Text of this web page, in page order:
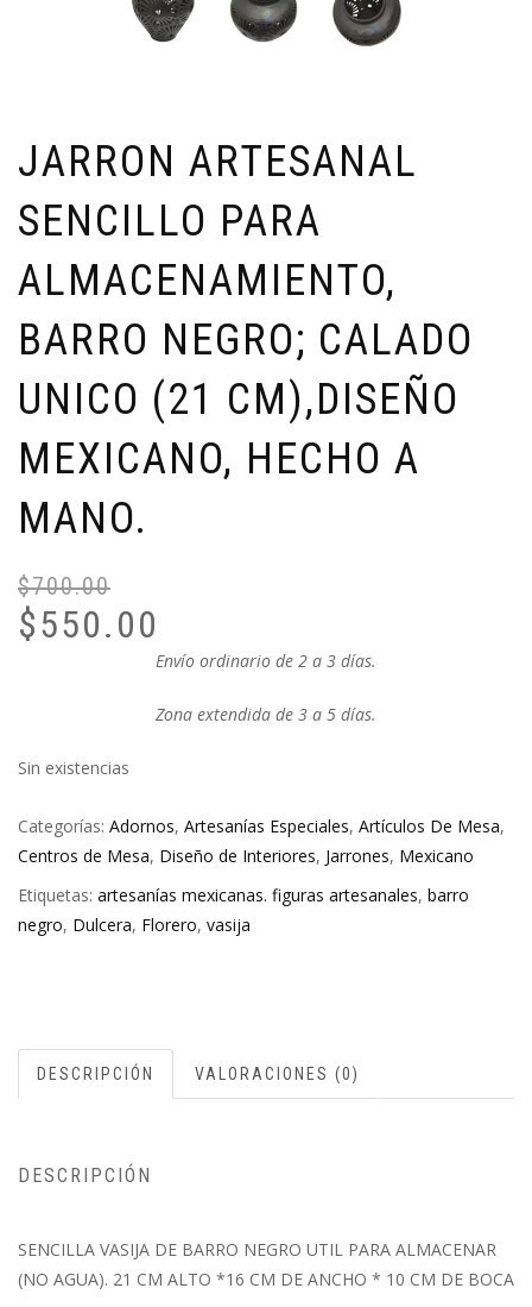
JARRON ARTESANAL
SENCILLO PARA
ALMACENAMIENTO,
BARRO NEGRO; CALADO
UNICO (21 CM),DISEÑO
MEXICANO, HECHO A
MANO.
$700.00
$550.00
Envío ordinario de 2 a 3 días.
Zona extendida de 3 a 5 días.
Sin existencias
Categorías: Adornos, Artesanías Especiales, Artículos De Mesa,
Centros de Mesa, Diseño de Interiores, Jarrones, Mexicano
Etiquetas: artesanías mexicanas. figuras artesanales, barro
negro, Dulcera, Florero, vasija
DESCRIPCIÓN VALORACIONES (0)
DESCRIPCIÓN
SENCILLA VASIJA DE BARRO NEGRO UTIL PARA ALMACENAR
(NO AGUA). 21 CM ALTO *16 CM DE ANCHO * 10 CM DE BOCA